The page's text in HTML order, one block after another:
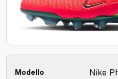
Modello Nike